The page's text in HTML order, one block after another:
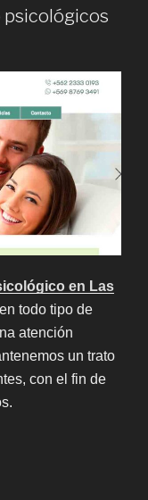
psicológicos
en Las
todo tipo de
atención
un trato
con el fin de